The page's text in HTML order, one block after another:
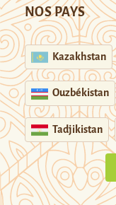
NOS PAYS
Kazakhstan
Ouzbékistan
Tadjikistan